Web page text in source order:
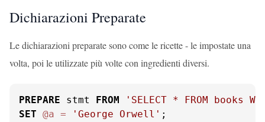
Dichiarazioni Preparate
Le dichiarazioni preparate sono come le ricette - le impostate una
volta, poi le utilizzate più volte con ingredienti diversi.
PREPARE stmt FROM
'SELECT * FROM books
SET @a = 'George Orwell'